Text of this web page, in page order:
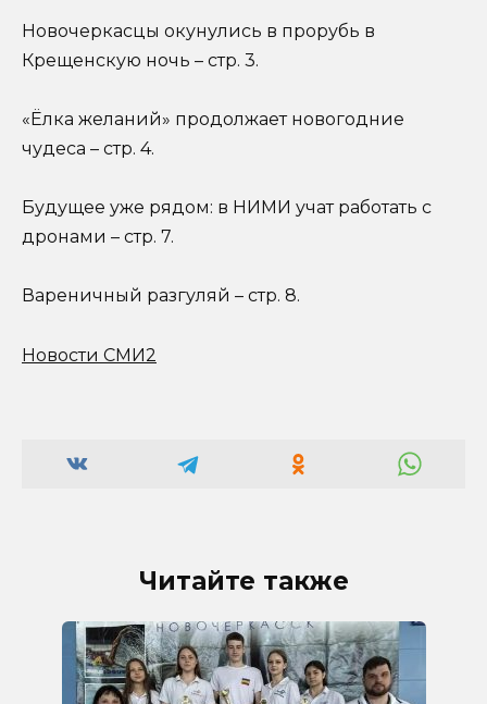
Новочеркасцы окунулись в прорубь в
Крещенскую ночь – стр. 3.
«Ёлка желаний» продолжает новогодние
чудеса – стр. 4.
Будущее уже рядом: в НИМИ учат работать с
дронами – стр. 7.
Вареничный разгуляй – стр. 8.
Новости СМИ2
Читайте также